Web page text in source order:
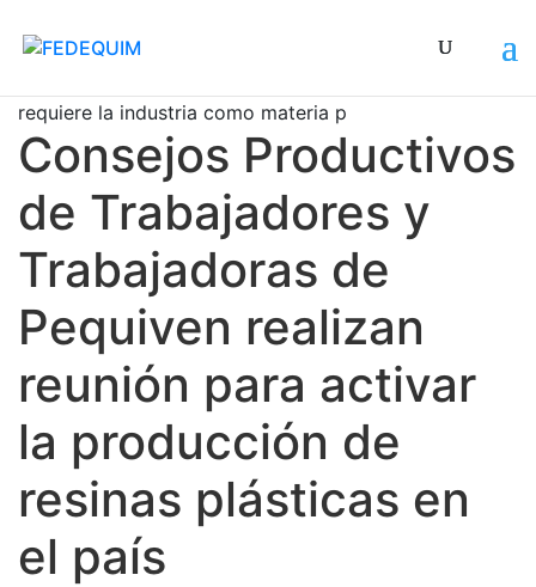
requiere la industria como materia prima
Consejos Productivos
de Trabajadores y
Trabajadoras de
Pequiven realizan
reunión para activar
la producción de
resinas plásticas en
el país